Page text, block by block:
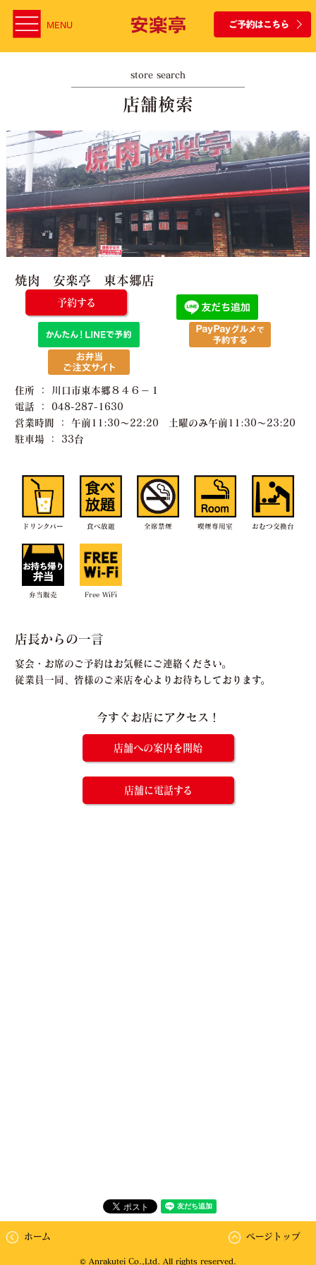
MENU
store search
店舗検索
焼肉 安楽亭 東本郷店
予約する
住所 ： 川口市東本郷８４６−１
電話 ： 048-287-1630
営業時間 ： 午前11:30〜22:20 土曜のみ午前11:30〜23:20
駐車場 ： 33台
ドリンクバー 食べ放題 全席禁煙 喫煙専用室 おむつ交換台
弁当販売 Free WiFi
店長からの一言
宴会・お席のご予約はお気軽にご連絡ください。
従業員一同、皆様のご来店を心よりお待ちしております。
今すぐお店にアクセス！
店舗への案内を開始
店舗に電話する
ホーム ページトップ
© Anrakutei Co.,Ltd. All rights reserved.